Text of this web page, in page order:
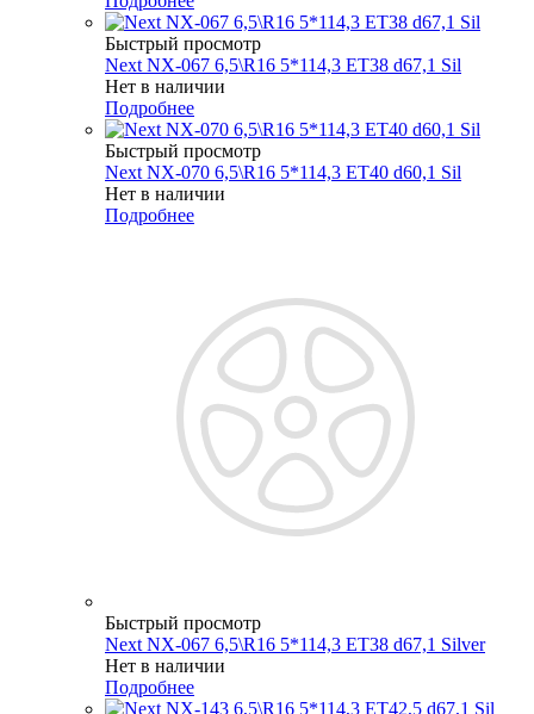
Быстрый просмотр
Next NX-067 6,5\R16 5*114,3 ET38 d67,1 Sil
Нет в наличии
Подробнее
Быстрый просмотр
Next NX-070 6,5\R16 5*114,3 ET40 d60,1 Sil
Нет в наличии
Подробнее
Быстрый просмотр
Next NX-067 6,5\R16 5*114,3 ET38 d67,1 Silver
Нет в наличии
Подробнее